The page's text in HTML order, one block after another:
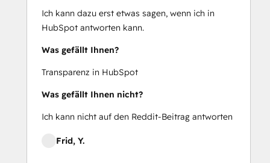
Ich kann dazu erst etwas sagen, wenn ich in
HubSpot antworten kann.
Was gefällt Ihnen?
Transparenz in HubSpot
Was gefällt Ihnen nicht?
Ich kann nicht auf den Reddit-Beitrag antworten
Frid, Y.